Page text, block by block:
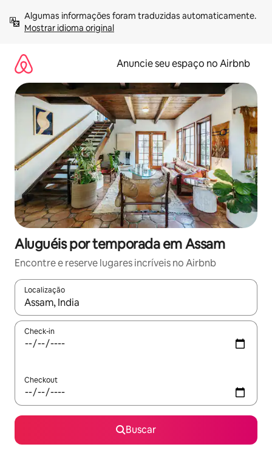
para
Mostrar idioma original
Anuncie seu espaço no Airbnb
Aluguéis por temporada em Assam
Encontre e reserve lugares incríveis no Airbnb
Localização
Quando os resultados estiverem disponíveis, explore-os
Check-in
Checkout
Buscar